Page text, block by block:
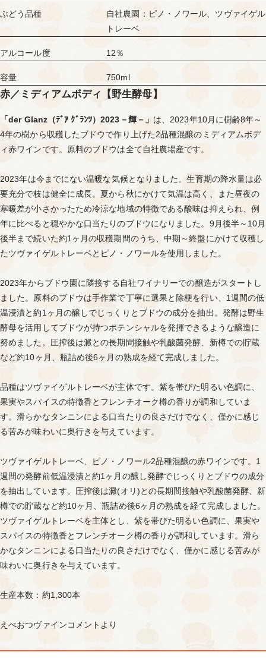
ぶどう品種
自社農園：ピノ・ノワール、ツヴァイゲル
トレーベ
アルコール度 12％
容量 750ml
赤／ミディアムボディ【野生酵母】
「der Glanz（ﾃﾞｱ ｸﾞﾗﾝﾂ）2023－輝－」 は、2023年10月に樹齢8年～
4年の樹から収穫したブドウで作り上げた2品種混醸のミディアムボデ
ィ赤ワインです。原料のブドウは全て自社農場産です。
2023年は今までにない温暖な気候となりました。生育期の降水量は必
要充分で枝は健全に成長。夏から秋にかけて気温は高く、また昼夜の
寒暖差が小さかったため冷涼な地域の特徴である酸味は抑えられ、例
年に比べると穏やかな口当たりのブドウになりました。9月後半～10月
後半まで続いた約1ヶ月の収穫期間のうち、中期～終盤にかけて収穫し
たツヴァイゲルトレーベとピノ・ノワールを使用しました。
2023年からブドウ園に隣接する自社ワイナリーでの醸造がスタートし
ました。原料のブドウは手作業で丁寧に選果と除梗を行い、1週間の低
温浸漬と約1ヶ月の醸しでじっくりとブドウの成分を抽出。発酵は野生
酵母を活用してブドウが持つポテンシャルを発揮できるような醸造に
努めました。圧搾後は澱との長期間接触や乳酸菌発酵、新樽での貯蔵
など約10ヶ月、瓶詰め後6ヶ月の熟成を経て完成しました。
品種はツヴァイゲルトレーベが主体です。紫を帯びた明るい色調に、
果実やスパイスの特徴香とフレンチオーク樽の香りが調和していま
す。滑らかなタンニンによる口当たりの良さだけでなく、僅かに感じ
る苦みが味わいに奥行きを与えています。
ツヴァイゲルトレーベ、ピノ・ノワール2品種混醸の赤ワインです。1
週間の発酵前低温浸漬と約1ヶ月の醸し発酵でじっくりとブドウの成分
を抽出しています。圧搾後は澱(オリ)との長期間接触や乳酸菌発酵、新
樽での貯蔵など約10ヶ月、瓶詰め後6ヶ月の熟成を経て完成しました。
ツヴァイゲルトレーベを主体とし、紫を帯びた明るい色調に、果実や
スパイスの特徴香とフレンチオーク樽の香りが調和しています。滑ら
かなタンニンによる口当たりの良さだけでなく、僅かに感じる苦みが
味わいに奥行きを与えています。
生産本数：約1,300本
えべおつヴァインコメントより